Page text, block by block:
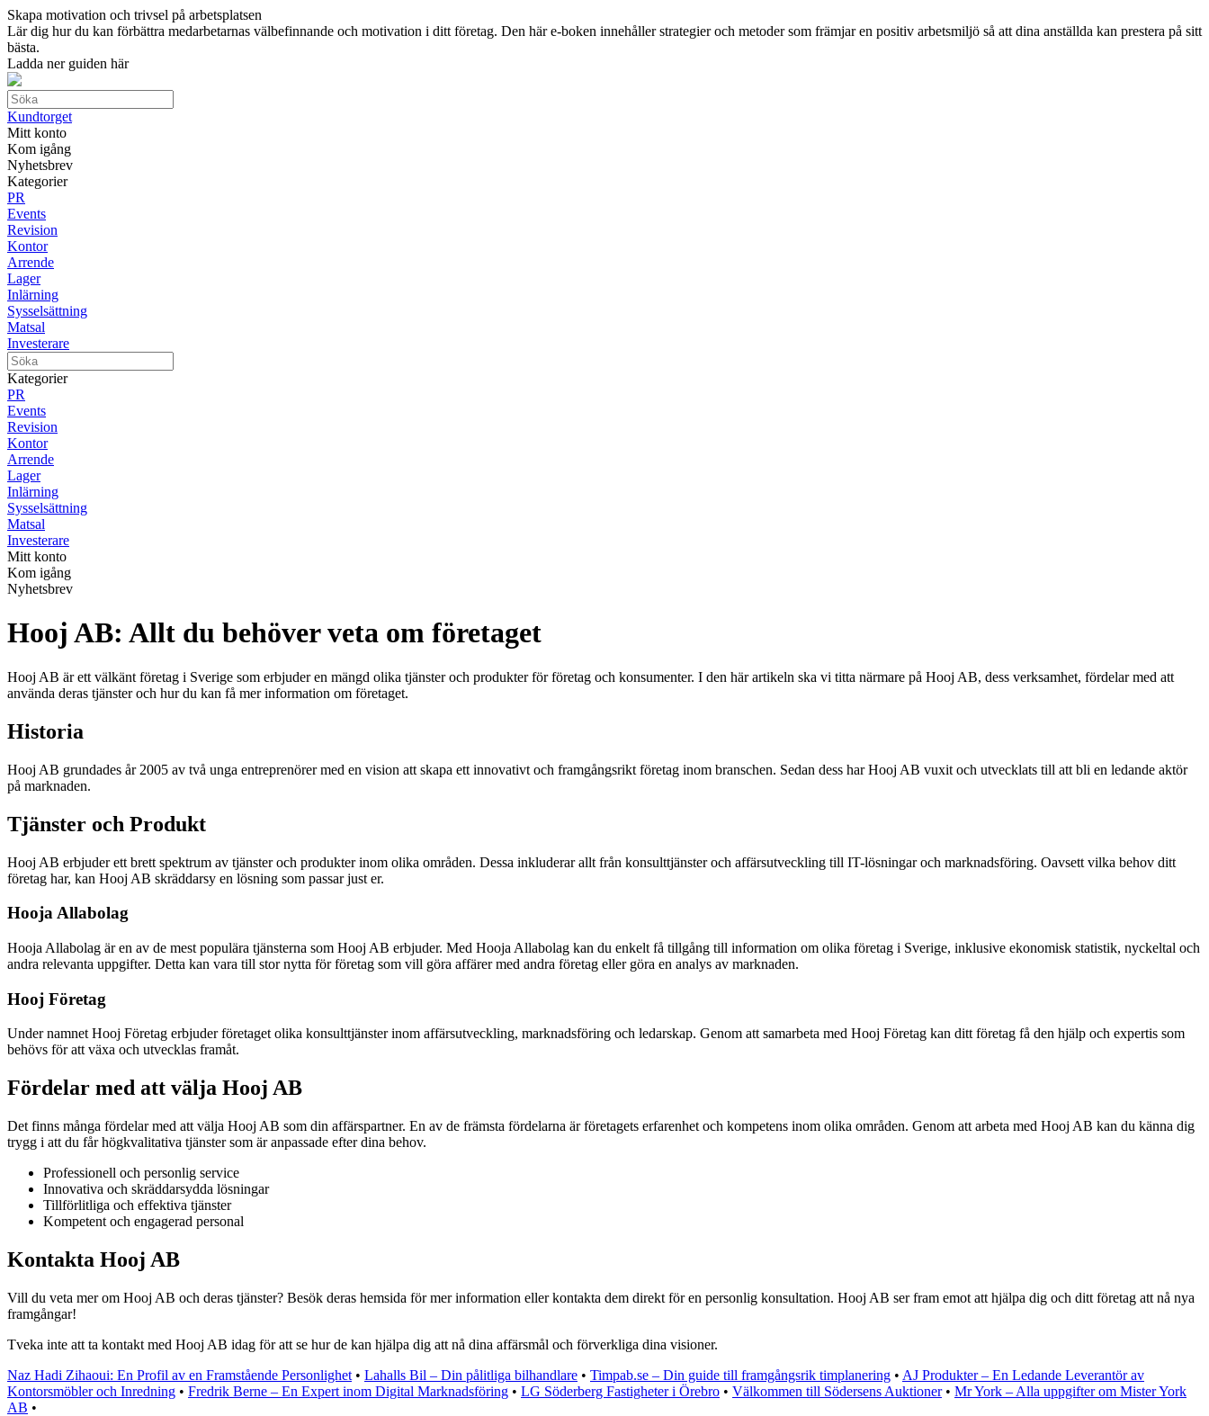
Skapa motivation och trivsel på arbetsplatsen
Lär dig hur du kan förbättra medarbetarnas välbefinnande och motivation i ditt företag. Den här e-boken innehåller strategier och metoder som främjar en positiv arbetsmiljö så att dina anställda kan prestera på sitt
bästa.
Ladda ner guiden här
Kundtorget
Mitt konto
Kom igång
Nyhetsbrev
Kategorier
PR
Events
Revision
Kontor
Arrende
Lager
Inlärning
Sysselsättning
Matsal
Investerare
Kategorier
PR
Events
Revision
Kontor
Arrende
Lager
Inlärning
Sysselsättning
Matsal
Investerare
Mitt konto
Kom igång
Nyhetsbrev
Hooj AB: Allt du behöver veta om företaget
Hooj AB är ett välkänt företag i Sverige som erbjuder en mängd olika tjänster och produkter för företag och konsumenter. I den här artikeln ska vi titta närmare på Hooj AB, dess verksamhet, fördelar med att
använda deras tjänster och hur du kan få mer information om företaget.
Historia
Hooj AB grundades år 2005 av två unga entreprenörer med en vision att skapa ett innovativt och framgångsrikt företag inom branschen. Sedan dess har Hooj AB vuxit och utvecklats till att bli en ledande aktör
på marknaden.
Tjänster och Produkt
Hooj AB erbjuder ett brett spektrum av tjänster och produkter inom olika områden. Dessa inkluderar allt från konsulttjänster och affärsutveckling till IT-lösningar och marknadsföring. Oavsett vilka behov ditt
företag har, kan Hooj AB skräddarsy en lösning som passar just er.
Hooja Allabolag
Hooja Allabolag är en av de mest populära tjänsterna som Hooj AB erbjuder. Med Hooja Allabolag kan du enkelt få tillgång till information om olika företag i Sverige, inklusive ekonomisk statistik, nyckeltal och
andra relevanta uppgifter. Detta kan vara till stor nytta för företag som vill göra affärer med andra företag eller göra en analys av marknaden.
Hooj Företag
Under namnet Hooj Företag erbjuder företaget olika konsulttjänster inom affärsutveckling, marknadsföring och ledarskap. Genom att samarbeta med Hooj Företag kan ditt företag få den hjälp och expertis som
behövs för att växa och utvecklas framåt.
Fördelar med att välja Hooj AB
Det finns många fördelar med att välja Hooj AB som din affärspartner. En av de främsta fördelarna är företagets erfarenhet och kompetens inom olika områden. Genom att arbeta med Hooj AB kan du känna dig
trygg i att du får högkvalitativa tjänster som är anpassade efter dina behov.
Professionell och personlig service
Innovativa och skräddarsydda lösningar
Tillförlitliga och effektiva tjänster
Kompetent och engagerad personal
Kontakta Hooj AB
Vill du veta mer om Hooj AB och deras tjänster? Besök deras hemsida för mer information eller kontakta dem direkt för en personlig konsultation. Hooj AB ser fram emot att hjälpa dig och ditt företag att nå nya
framgångar!
Tveka inte att ta kontakt med Hooj AB idag för att se hur de kan hjälpa dig att nå dina affärsmål och förverkliga dina visioner.
Naz Hadi Zihaoui: En Profil av en Framstående Personlighet • Lahalls Bil – Din pålitliga bilhandlare • Timpab.se – Din guide till framgångsrik timplanering • AJ Produkter – En Ledande Leverantör av
Kontorsmöbler och Inredning • Fredrik Berne – En Expert inom Digital Marknadsföring • LG Söderberg Fastigheter i Örebro • Välkommen till Södersens Auktioner• Mr York – Alla uppgifter om Mister York
AB •